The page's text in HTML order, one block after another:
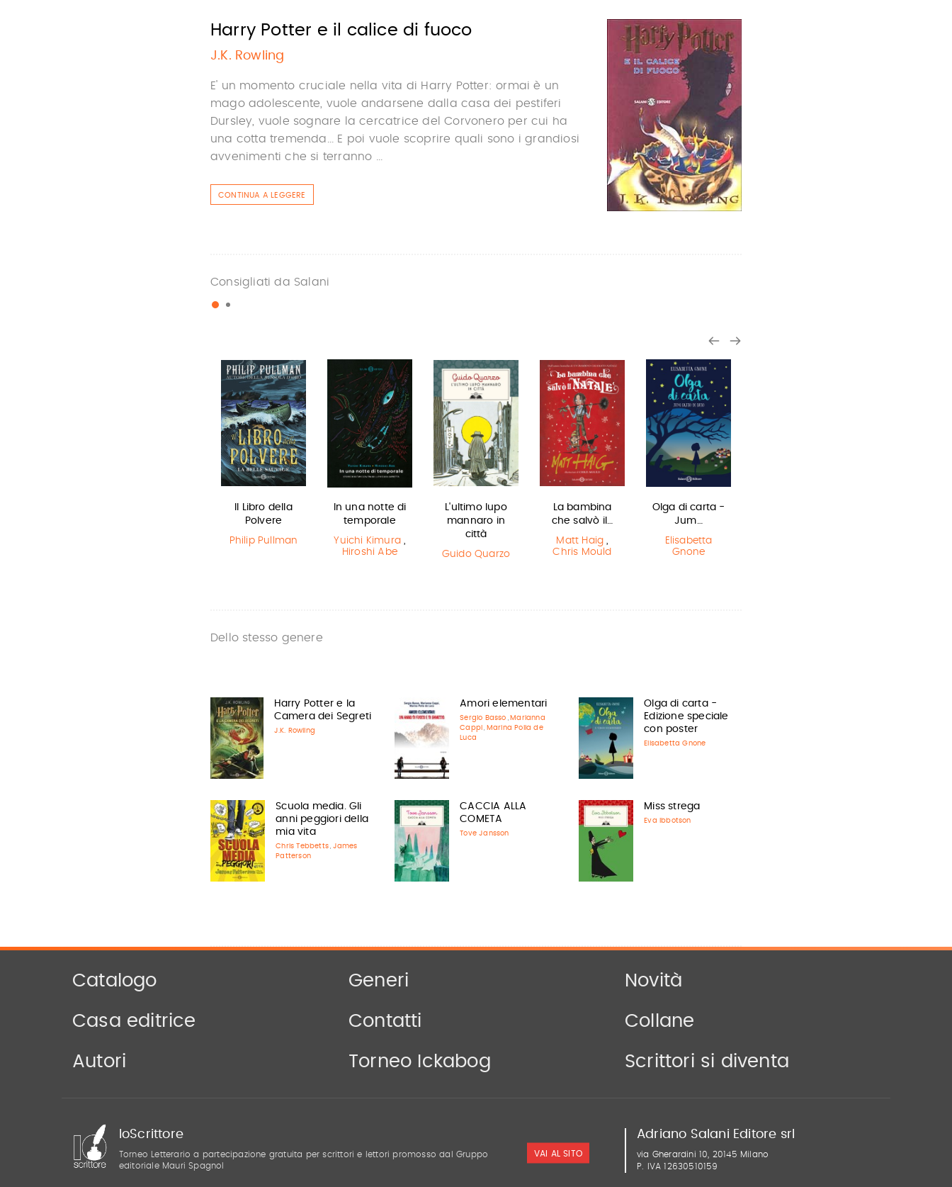
Harry Potter e il calice di fuoco
J.K. Rowling
E' un momento cruciale nella vita di Harry Potter: ormai è un
mago adolescente, vuole andarsene dalla casa dei pestiferi
Dursley, vuole sognare la cercatrice del Corvonero per cui ha
una cotta tremenda... E poi vuole scoprire quali sono i grandiosi
avvenimenti che si terranno ...
CONTINUA A LEGGERE
Consigliati da Salani
Il Libro della
Polvere
Philip Pullman
In una notte di
temporale
Yuichi Kimura ,
Hiroshi Abe
L'ultimo lupo
mannaro in
città
Guido Quarzo
La bambina
che salvò il…
Matt Haig ,
Chris Mould
Olga di carta -
Jum…
Elisabetta
Gnone
Dello stesso genere
Harry Potter e la
Camera dei Segreti
J.K. Rowling
Amori elementari
Sergio Basso , Marianna
Cappi , Marina Polla de
Luca
Olga di carta -
Edizione speciale
con poster
Elisabetta Gnone
Scuola media. Gli
anni peggiori della
mia vita
Chris Tebbetts , James
Patterson
CACCIA ALLA
COMETA
Tove Jansson
Miss strega
Eva Ibbotson
Catalogo Generi Novità
Casa editrice Contatti Collane
Autori Torneo Ickabog Scrittori si diventa
IoScrittore
Torneo Letterario a partecipazione gratuita per scrittori e lettori promosso dal Gruppo
editoriale Mauri Spagnol
VAI AL SITO
Adriano Salani Editore srl
via Gherardini 10, 20145 Milano
P. IVA 12630510159